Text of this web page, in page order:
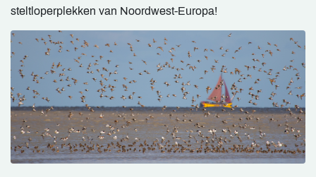
steltloperplekken van Noordwest-Europa!